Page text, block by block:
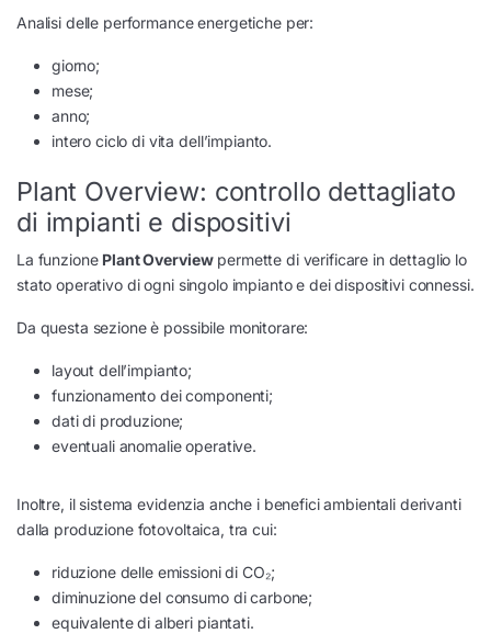
Analisi delle performance energetiche per:
giorno;
mese;
anno;
intero ciclo di vita dell’impianto.
Plant Overview: controllo dettagliato
di impianti e dispositivi
La funzione Plant Overviewpermette di verificare in dettaglio lo
stato operativo di ogni singolo impianto e dei dispositivi connessi.
Da questa sezione è possibile monitorare:
layout dell’impianto;
funzionamento dei componenti;
dati di produzione;
eventuali anomalie operative.
Inoltre, il sistema evidenzia anche i benefici ambientali derivanti
dalla produzione fotovoltaica, tra cui:
riduzione delle emissioni di CO₂;
diminuzione del consumo di carbone;
equivalente di alberi piantati.